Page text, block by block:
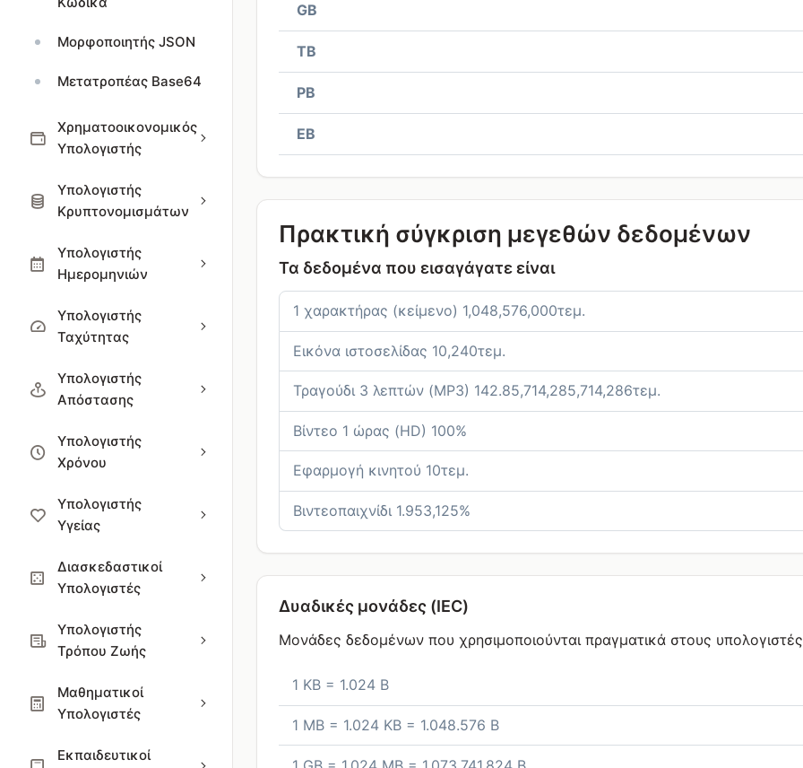
Μορφοποιητής JSON
Μετατροπέας Base64
Χρηματοοικονομικός
Υπολογιστής
Υπολογιστής
Κρυπτονομισμάτων
Υπολογιστής
Ημερομηνιών
Υπολογιστής
Ταχύτητας
Υπολογιστής
Απόστασης
Υπολογιστής
Χρόνου
Υπολογιστής
Υγείας
Διασκεδαστικοί
Υπολογιστές
Υπολογιστής
Τρόπου Ζωής
Μαθηματικοί
Υπολογιστές
Εκπαιδευτικοί
GB
TB
PB
EB
Πρακτική σύγκριση μεγεθών δεδομένων
Τα δεδομένα που εισαγάγατε είναι
1 χαρακτήρας (κείμενο) 1,048,576,000τεμ.
Εικόνα ιστοσελίδας 10,240τεμ.
Τραγούδι 3 λεπτών (MP3) 142.85,714,285,714,286τεμ.
Βίντεο 1 ώρας (HD) 100%
Εφαρμογή κινητού 10τεμ.
Βιντεοπαιχνίδι 1.953,125%
Δυαδικές μονάδες (IEC)
Μονάδες δεδομένων που χρησιμοποιούνται πραγματικά στους
1 KB = 1.024 B
1 MB = 1.024 KB = 1.048.576 B